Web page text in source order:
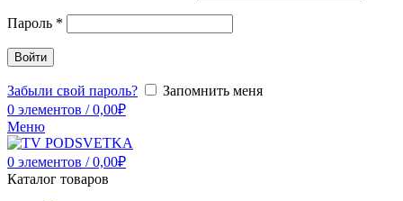
Пароль *
Войти
Забыли свой пароль?
Запомнить меня
0 элементов / 0,00₽
Меню
0 элементов / 0,00₽
Каталог товаров